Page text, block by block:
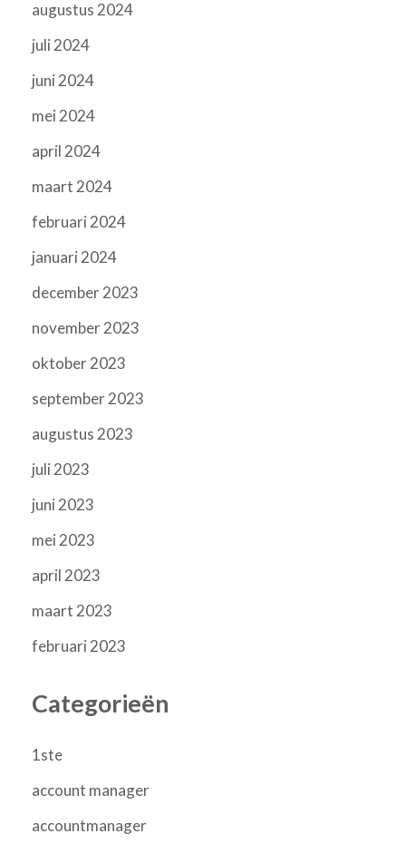
augustus 2024
juli 2024
juni 2024
mei 2024
april 2024
maart 2024
februari 2024
januari 2024
december 2023
november 2023
oktober 2023
september 2023
augustus 2023
juli 2023
juni 2023
mei 2023
april 2023
maart 2023
februari 2023
Categorieën
1ste
account manager
accountmanager